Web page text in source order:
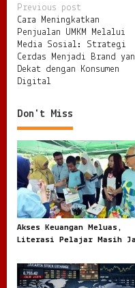
P
o
s
t
n
a
v
i
g
a
t
i
o
n
Previous post
Cara Meningkatkan
Penjualan UMKM Melalui
Media Sosial: Strategi
Cerdas Menjadi Brand
Dekat dengan Konsumen
Digital
Don't Miss
Akses Keuangan Meluas,
Literasi Pelajar Masih